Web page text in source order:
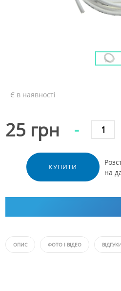
Є в наявності
25 грн -
КУПИТИ
на
ОПИС ФОТО І ВІДЕО ВІДГУКИ